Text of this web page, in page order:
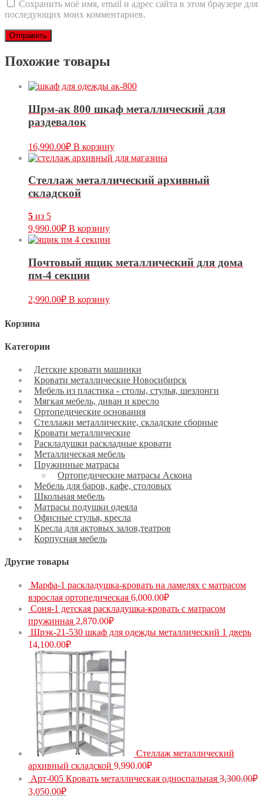
Сохранить моё имя, email и адрес сайта в этом браузере для
последующих моих комментариев.
Похожие товары
Шрм-ак 800 шкаф металлический для
раздевалок
16,990.00₽ В корзину
Стеллаж металлический архивный
складской
5 из 5
9,990.00₽ В корзину
Почтовый ящик металлический для дома
пм-4 секции
2,990.00₽ В корзину
Корзина
Категории
Детские кровати машинки
Кровати металлические Новосибирск
Мебель из пластика - столы, стулья, шезлонги
Мягкая мебель, диван и кресло
Ортопедические основания
Стеллажи металлические, складские сборные
Кровати металлические
Раскладушки раскладные кровати
Металлическая мебель
Пружинные матрасы
Ортопедические матрасы Аскона
Мебель для баров, кафе, столовых
Школьная мебель
Матрасы подушки одеяла
Офисные стулья, кресла
Кресла для актовых залов,театров
Корпусная мебель
Другие товары
Марфа-1 раскладушка-кровать на ламелях с матрасом
взрослая ортопедическая 6,000.00₽
Соня-1 детская раскладушка-кровать с матрасом
пружинная 2,870.00₽
Шрэк-21-530 шкаф для одежды металлический 1 дверь
14,100.00₽
Стеллаж металлический
архивный складской 9,990.00₽
Арт-005 Кровать металлическая односпальная 3,300.00₽
3,050.00₽